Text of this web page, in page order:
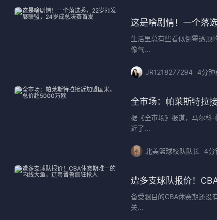
这是啥剧情！一个落
生活里总有些看似倒霉透顶
像气...
JR1218277294 4分钟
全市场：帕莱斯特拉
据《全市场》报道，马尔科
近了...
北美篮球校队队长 4分
遭多支球队报价！
备受瞩目的CBA休赛期还没
关...